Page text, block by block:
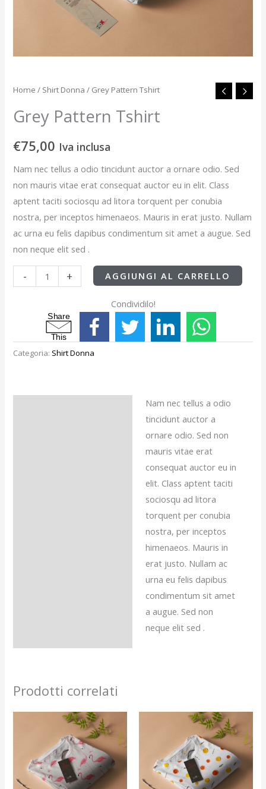
Home / Shirt Donna / Grey Pattern Tshirt
Grey Pattern Tshirt
€75,00 Iva inclusa
Nam nec tellus a odio tincidunt auctor a ornare odio. Sed
non mauris vitae erat consequat auctor eu in elit. Class
aptent taciti sociosqu ad litora torquent per conubia
nostra, per inceptos himenaeos. Mauris in erat justo. Nullam
ac urna eu felis dapibus condimentum sit amet a augue. Sed
non neque elit sed .
- + AGGIUNGI AL CARRELLO
Condividilo!
Share
This
Categoria: Shirt Donna
Nam nec tellus a odio
tincidunt auctor a
ornare odio. Sed non
mauris vitae erat
consequat auctor eu in
elit. Class aptent taciti
sociosqu ad litora
torquent per conubia
nostra, per inceptos
himenaeos. Mauris in
erat justo. Nullam ac
urna eu felis dapibus
condimentum sit amet
a augue. Sed non
neque elit sed .
Prodotti correlati